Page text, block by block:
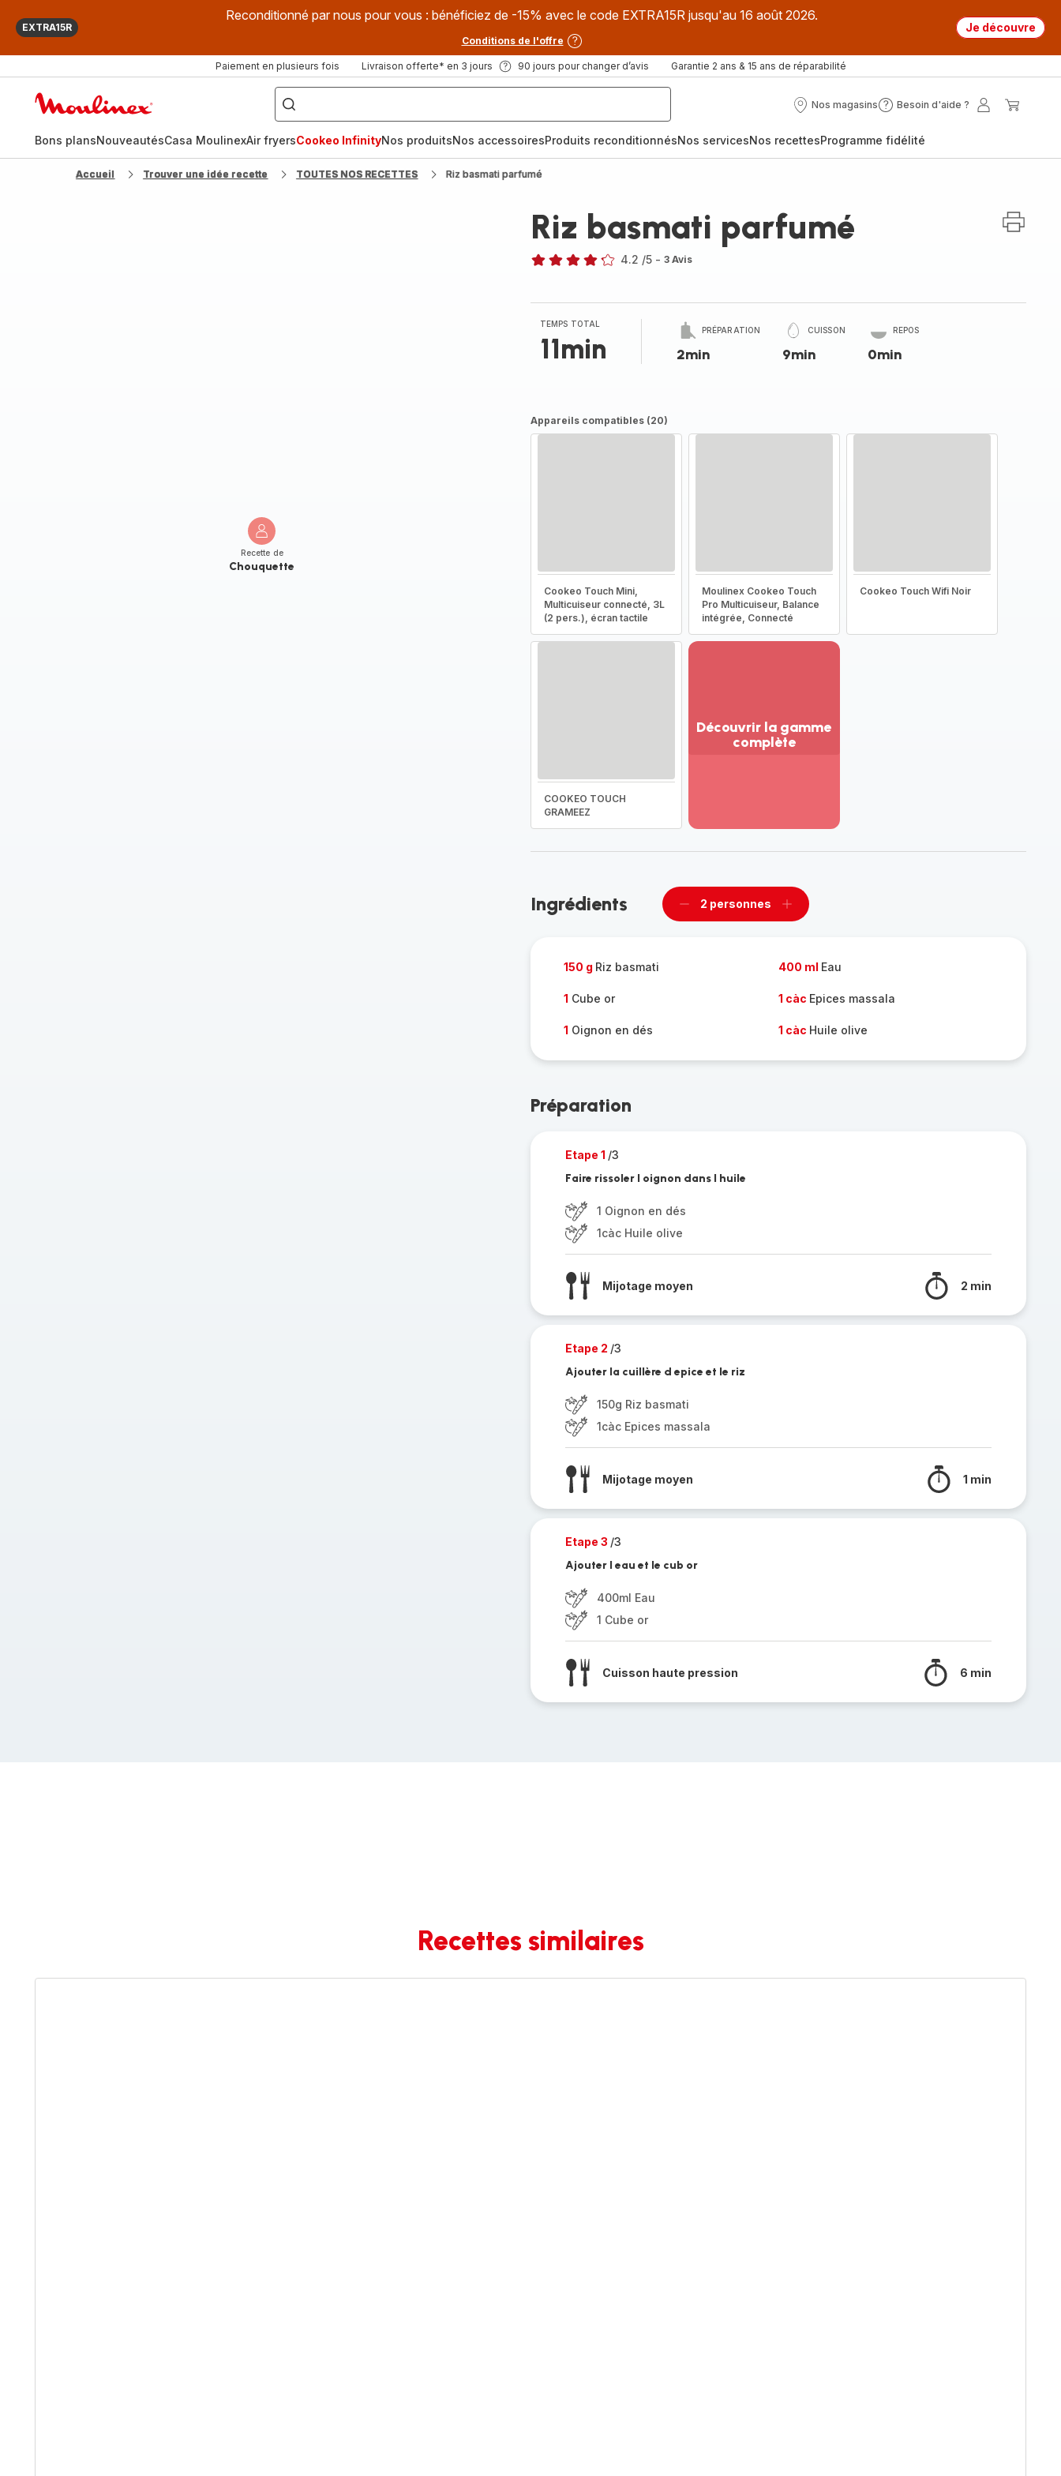
EXTRA15R
Reconditionné par nous pour vous : bénéficiez de -15% avec le code EXTRA15R jusqu'au 16 août 2026.
Conditions de l'offre
Je découvre
Paiement en plusieurs fois Livraison offerte* en 3 jours 90 jours pour changer d’avis Garantie 2 ans & 15 ans de réparabilité
["Que
recherchez-
vous
?",
fryer",
"Companion"]
Nos magasins
Nos
Besoin d'aide ?
Besoin
?
Mon
Bons plansNouveautésCasa MoulinexAir fryersCookeo InfinityNos produitsNos accessoiresProduits reconditionnésNos servicesNos recettesProgramme fidélité
Accueil Trouver une idée recette TOUTES NOS RECETTES Riz basmati parfumé
Recette de
Chouquette
Riz basmati parfumé
4.2 /5 - 3 Avis
TEMPS TOTAL
11min
PRÉPARATION
2min
CUISSON
9min
REPOS
0min
Appareils compatibles (20)
Cookeo Touch Mini,
Multicuiseur connecté, 3L
(2 pers.), écran tactile
Moulinex Cookeo Touch
Pro Multicuiseur, Balance
intégrée, Connecté
Cookeo Touch Wifi Noir
COOKEO TOUCH
GRAMEEZ
Découvrir la gamme
complète
complète
Ingrédients
Supprimer
2 personnes
Ajouter
150 g Riz basmati 400 ml Eau
1 Cube or 1 càc Epices massala
1 Oignon en dés 1 càc Huile olive
Préparation
Etape 1 /3
Faire rissoler l oignon dans l huile
1 Oignon en dés
1càc Huile olive
Mijotage moyen 2 min
Etape 2 /3
Ajouter la cuillère d epice et le riz
150g Riz basmati
1càc Epices massala
Mijotage moyen 1 min
Etape 3 /3
Ajouter l eau et le cub or
400ml Eau
1 Cube or
Cuisson haute pression 6 min
Recettes similaires